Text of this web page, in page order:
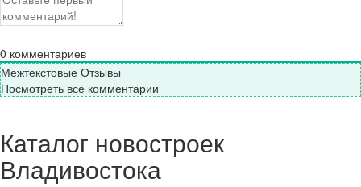
0 комментариев
Межтекстовые Отзывы
Посмотреть все комментарии
Каталог новостроек
Владивостока